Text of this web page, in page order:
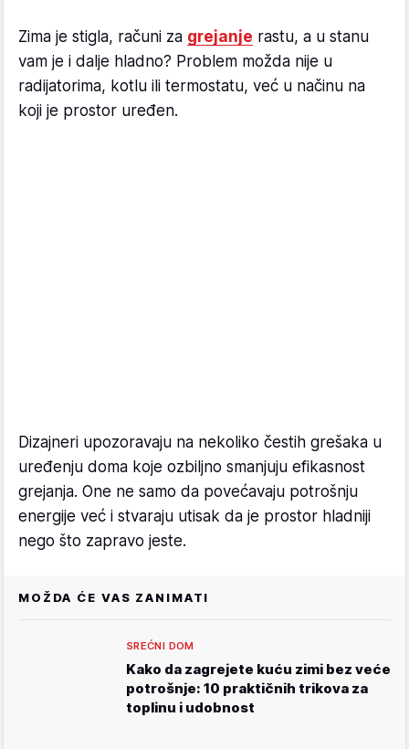
Zima je stigla, računi za grejanje rastu, a u stanu
vam je i dalje hladno? Problem možda nije u
radijatorima, kotlu ili termostatu, već u načinu na
koji je prostor uređen.
Dizajneri upozoravaju na nekoliko čestih grešaka u
uređenju doma koje ozbiljno smanjuju efikasnost
grejanja. One ne samo da povećavaju potrošnju
energije već i stvaraju utisak da je prostor hladniji
nego što zapravo jeste.
MOŽDA ĆE VAS ZANIMATI
SREĆNI DOM
Kako da zagrejete kuću zimi bez veće
potrošnje: 10 praktičnih trikova za
toplinu i udobnost